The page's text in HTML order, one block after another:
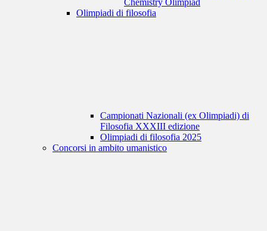
Chemistry Olimpiad
Olimpiadi di filosofia
Campionati Nazionali (ex Olimpiadi) di
Filosofia XXXIII edizione
Olimpiadi di filosofia 2025
Concorsi in ambito umanistico